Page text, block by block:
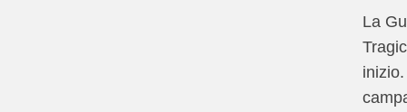
La